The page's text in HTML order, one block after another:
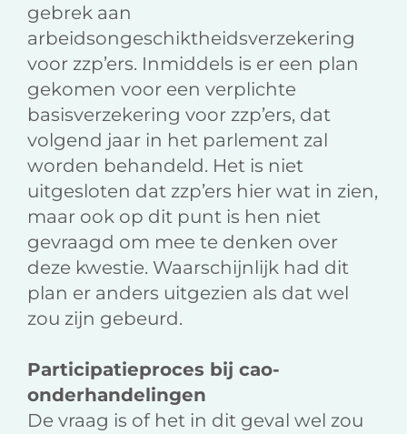
gebrek aan
arbeidsongeschiktheidsverzekering
voor zzp’ers. Inmiddels is er een plan
gekomen voor een verplichte
basisverzekering voor zzp’ers, dat
volgend jaar in het parlement zal
worden behandeld. Het is niet
uitgesloten dat zzp’ers hier wat in zien,
maar ook op dit punt is hen niet
gevraagd om mee te denken over
deze kwestie. Waarschijnlijk had dit
plan er anders uitgezien als dat wel
zou zijn gebeurd.
Participatieproces bij cao-
onderhandelingen
De vraag is of het in dit geval wel zou